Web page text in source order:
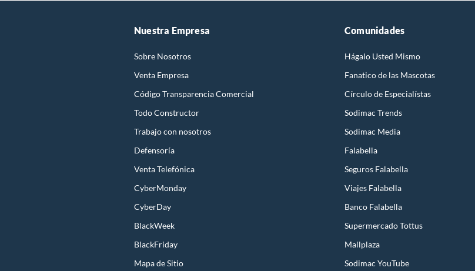
Nuestra Empresa
Sobre Nosotros
Venta Empresa
Código Transparencia Comercial
Todo Constructor
Trabajo con nosotros
Defensoría
Venta Telefónica
CyberMonday
CyberDay
BlackWeek
BlackFriday
Mapa de Sitio
Comunidades
Hágalo Usted Mismo
Fanatico de las Mascotas
Círculo de Especialístas
Sodimac Trends
Sodimac Media
Falabella
Seguros Falabella
Viajes Falabella
Banco Falabella
Supermercado Tottus
Mallplaza
Sodimac YouTube